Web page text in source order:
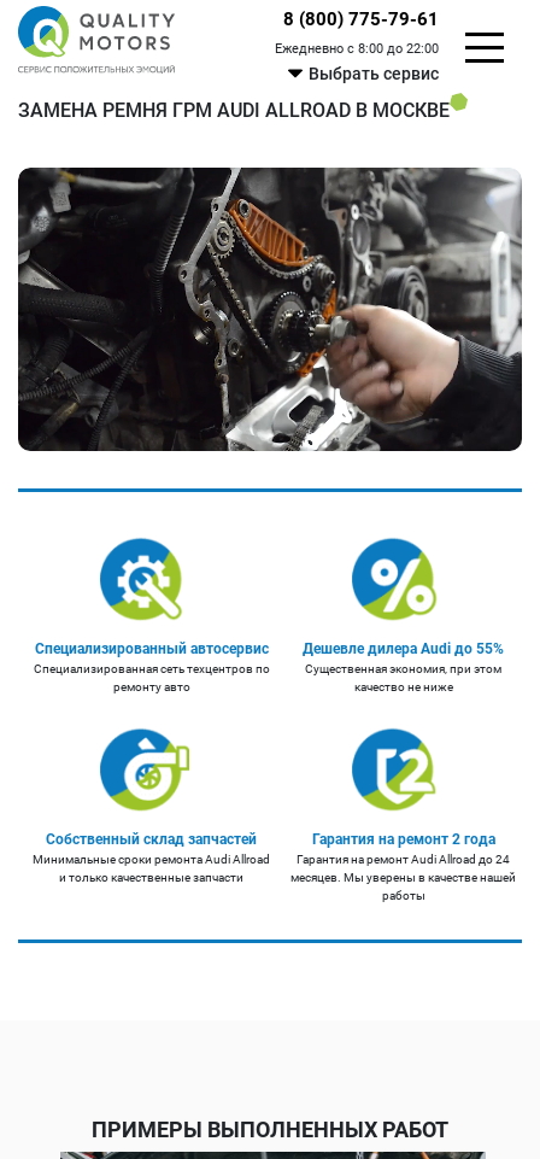
8 (800) 775-79-61
Ежедневно с 8:00 до 22:00
Выбрать сервис
ЗАМЕНА РЕМНЯ ГРМ AUDI ALLROAD В МОСКВЕ
Специализированный автосервис
Специализированная сеть техцентров по
ремонту авто
Дешевле дилера Audi до 55%
Существенная экономия, при этом
качество не ниже
Собственный склад запчастей
Минимальные сроки ремонта Audi Allroad
и только качественные запчасти
Гарантия на ремонт 2 года
Гарантия на ремонт Audi Allroad до 24
месяцев. Мы уверены в качестве нашей
работы
ПРИМЕРЫ ВЫПОЛНЕННЫХ РАБОТ